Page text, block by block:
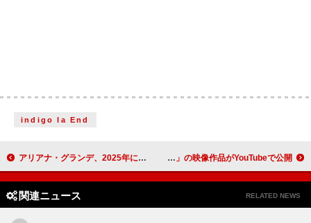
indigo la End
アリアナ・グランデ、2025年にツアーを行わない理由を説明「音楽は常に私の人生の一部」 原田郁子×谷川俊太郎、共作「いまここ」の映像作品がYouTubeで公開
関連ニュース RELATED NEWS